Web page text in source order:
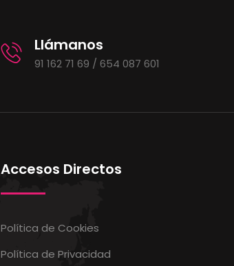
Llámanos
91 162 71 69 / 654 087 601
Accesos Directos
Política de Cookies
Política de Privacidad